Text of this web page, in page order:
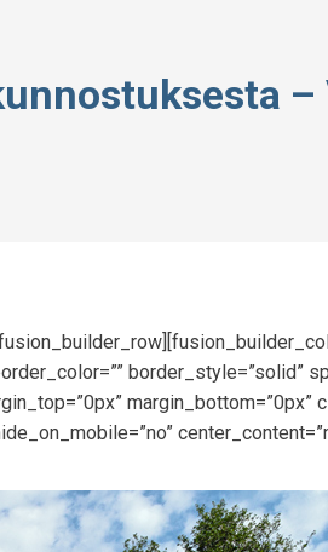
–
border_style=”solid”
margin_bottom=”0px”